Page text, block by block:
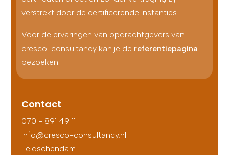
verstrekt door de certificerende instanties.
Voor de ervaringen van opdrachtgevers van
cresco-consultancy kan je de referentiepagina
bezoeken.
Contact
070 - 891 49 11
info@cresco-consultancy.nl
Leidschendam